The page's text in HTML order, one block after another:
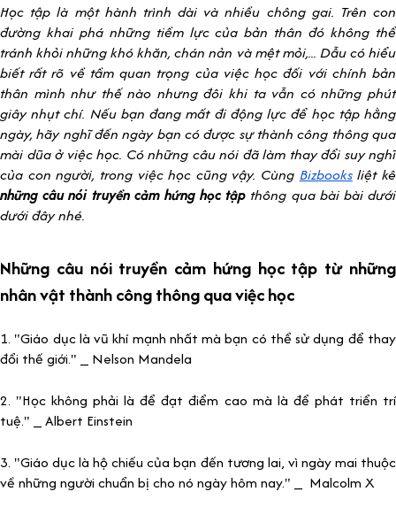
Học tập là một hành trình dài và nhiều chông gai. Trên con
đường khai phá những tiềm lực của bản thân đó không thể
tránh khỏi những khó khăn, chán nản và mệt mỏi,... Dẫu có hiểu
biết rất rõ về tầm quan trọng của việc học đối với chính bản
thân mình như thế nào nhưng đôi khi ta vẫn có những phút
giây nhụt chí. Nếu bạn đang mất đi động lực để học tập hằng
ngày, hãy nghĩ đến ngày bạn có được sự thành công thông qua
mài dũa ở việc học. Có những câu nói đã làm thay đổi suy nghĩ
của con người, trong việc học cũng vậy. Cùng Bizbooksliệt kê
những câu nói truyền cảm hứng học tập thông qua bài bài dưới
dưới đây nhé.
Những câu nói truyền cảm hứng học tập từ những
nhân vật thành công thông qua việc học
1. "Giáo dục là vũ khí mạnh nhất mà bạn có thể sử dụng để thay
đổi thế giới." _ Nelson Mandela
2. "Học không phải là để đạt điểm cao mà là để phát triển trí
tuệ." _ Albert Einstein
3. "Giáo dục là hộ chiếu của bạn đến tương lai, vì ngày mai thuộc
về những người chuẩn bị cho nó ngày hôm nay." _ Malcolm X